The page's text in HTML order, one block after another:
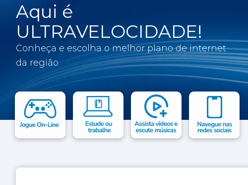
Aqui é
ULTRAVELOCIDADE!
Conheça e escolha o melhor plano de internet
da região